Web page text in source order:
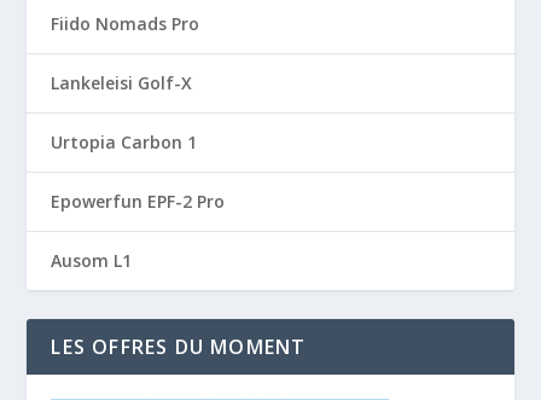
Fiido Nomads Pro
Lankeleisi Golf-X
Urtopia Carbon 1
Epowerfun EPF-2 Pro
Ausom L1
LES OFFRES DU MOMENT